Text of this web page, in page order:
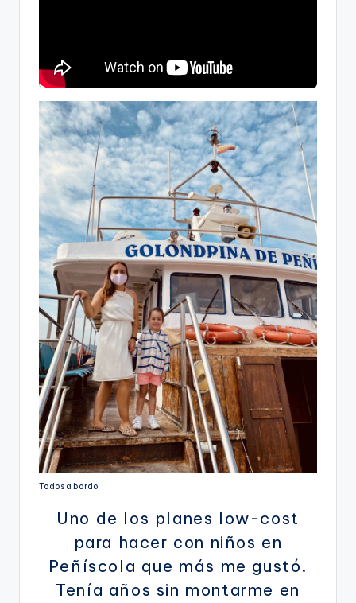
Todos a bordo
Uno de los planes low-cost
para hacer con niños en
Peñíscola que más me gustó.
Tenía años sin montarme en